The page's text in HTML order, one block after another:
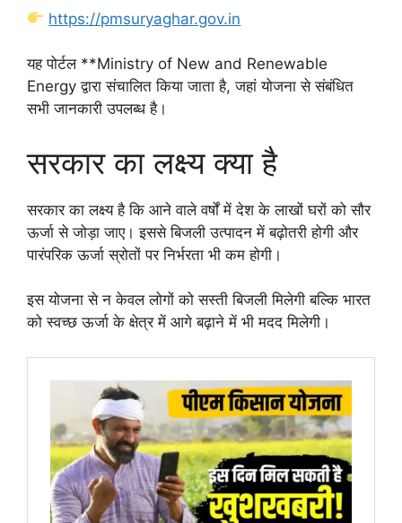
https://pmsuryaghar.gov.in
यह पोर्टल **Ministry of New and Renewable
Energy द्वारा संचालित किया जाता है, जहां योजना से संबंधित
सभी जानकारी उपलब्ध है।
सरकार का लक्ष्य क्या है
सरकार का लक्ष्य है कि आने वाले वर्षों में देश के लाखों घरों को सौर
ऊर्जा से जोड़ा जाए। इससे बिजली उत्पादन में बढ़ोतरी होगी और
पारंपरिक ऊर्जा स्रोतों पर निर्भरता भी कम होगी।
इस योजना से न केवल लोगों को सस्ती बिजली मिलेगी बल्कि भारत
को स्वच्छ ऊर्जा के क्षेत्र में आगे बढ़ाने में भी मदद मिलेगी।